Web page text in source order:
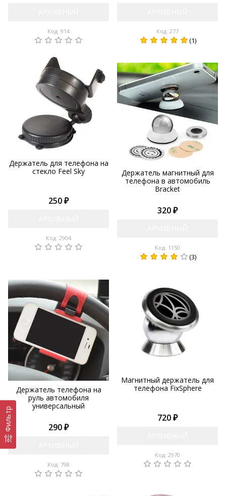
Код: 914 Код: 277
(1)
Держатель для телефона на
стекло Feel Sky
250 ₽
Код: 2904
Держатель магнитный для
телефона в автомобиль
Bracket
320 ₽
Код: 1150
(3)
Держатель телефона на
руль автомобиля
универсальный
290 ₽
Код: 798
Магнитный держатель для
телефона FixSphere
720 ₽
Код: 2970
Фильтр